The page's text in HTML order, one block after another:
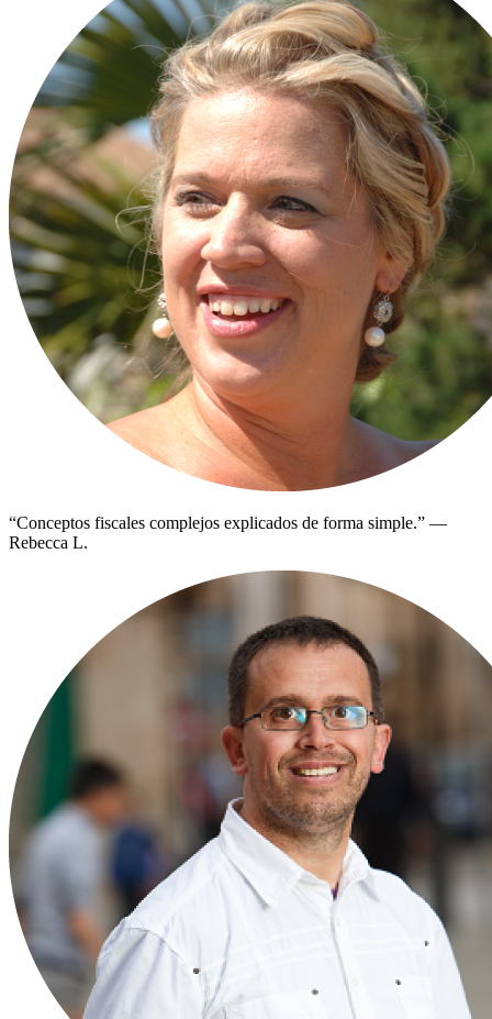
“Conceptos fiscales complejos explicados de forma simple.” —
Rebecca L.